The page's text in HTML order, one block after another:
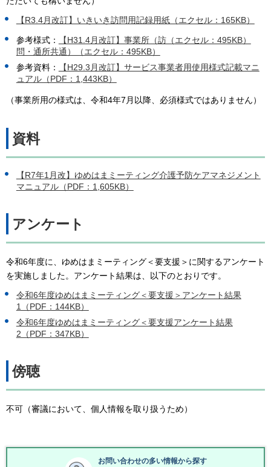
【R3.4月改訂】いきいき訪問用記録用紙（エクセル：165KB）
参考様式：
【H31.4月改訂】事業所（訪（エクセル：495KB）
問・通所共通）（エクセル：495KB）
参考資料：
【H29.3月改訂】サービス事業者用使用様式記載マニ
ュアル（PDF：1,443KB）
（事業所用の様式は、令和4年7月以降、必須様式ではありません）
資料
【R7年1月改】ゆめはまミーティング介護予防ケアマネジメント
マニュアル（PDF：1,605KB）
アンケート
令和6年度に、ゆめはまミーティング＜要支援＞に関するアンケート
を実施しました。アンケート結果は、以下のとおりです。
令和6年度ゆめはまミーティング＜要支援＞アンケート結果
1（PDF：144KB）
令和6年度ゆめはまミーティング＜要支援アンケート結果
2（PDF：347KB）
傍聴
不可（審議において、個人情報を取り扱うため）
お問い合わせの多い情報から探す